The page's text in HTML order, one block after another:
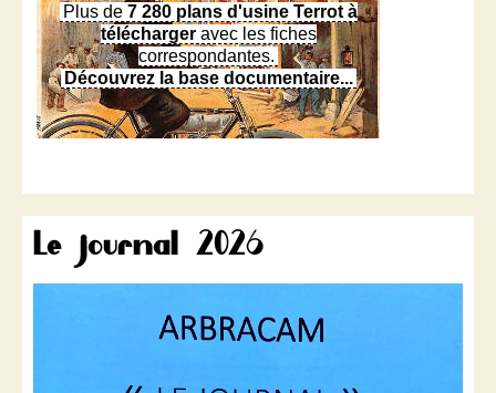
Plus de 7 280 plans d'usine Terrot à
téléchargeravec les fiches
correspondantes.
Découvrez la base documentaire...
Le journal 2026